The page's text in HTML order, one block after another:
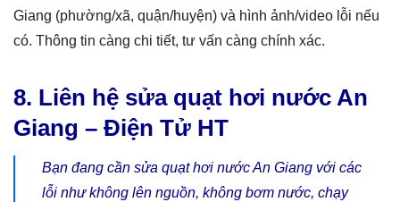
Giang (phường/xã, quận/huyện) và hình ảnh/video lỗi nếu
có. Thông tin càng chi tiết, tư vấn càng chính xác.
8. Liên hệ sửa quạt hơi nước An
Giang – Điện Tử HT
Bạn đang cần sửa quạt hơi nước An Giang với các
lỗi như không lên nguồn, không bơm nước, chạy